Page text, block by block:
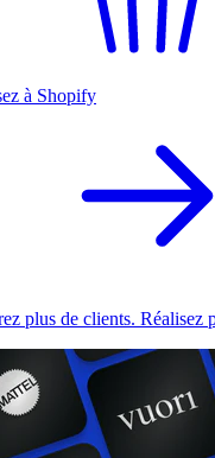
à Shopify
plus de clients. Réalisez